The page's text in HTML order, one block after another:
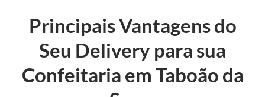
Principais Vantagens do
Seu Delivery para sua
Confeitaria em Taboão da